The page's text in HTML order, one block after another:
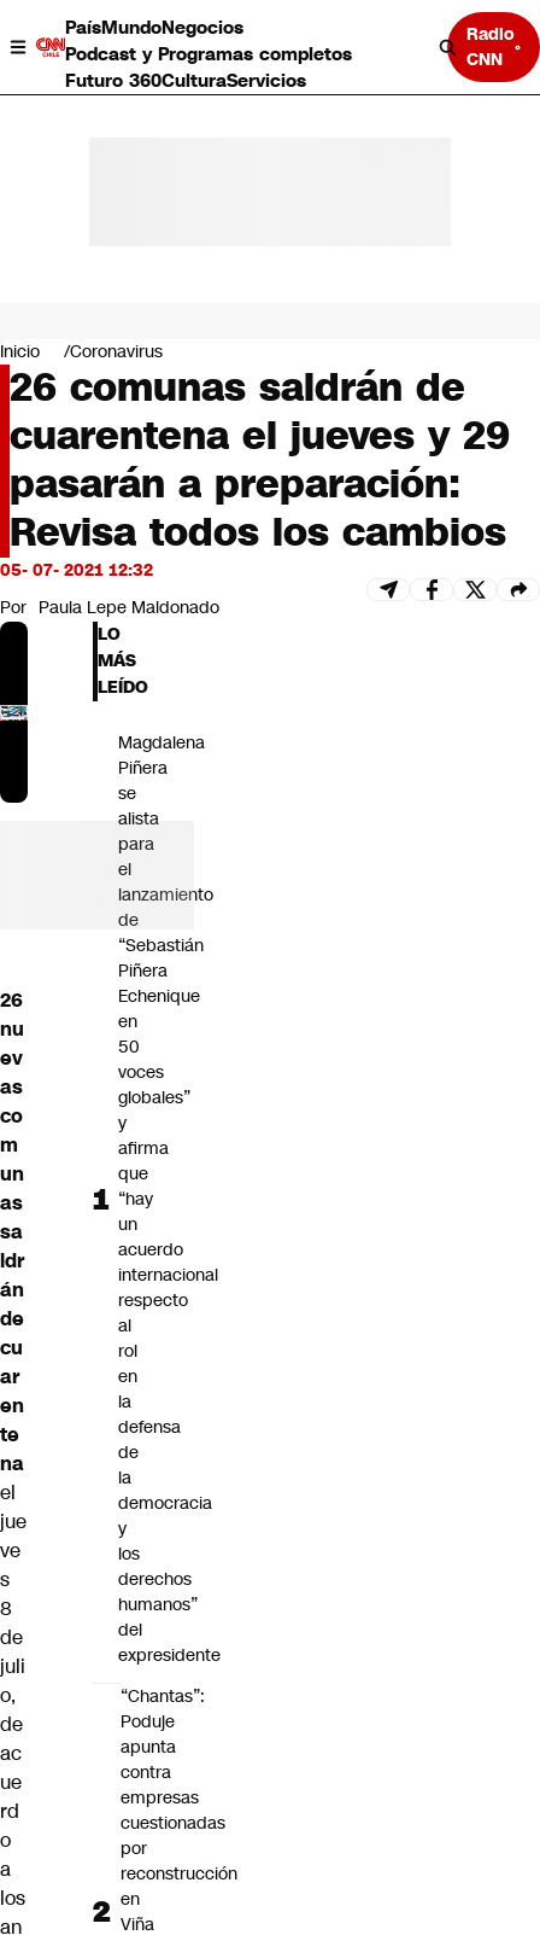
PaísMundoNegocios
Podcast y Programas completos
Futuro 360CulturaServicios
Radio
CNN
Negocios
Deportes
Programas completos
Cultura
Servicios
Bits
CNN tiempo
Futuro 360
Inicio Coronavirus
26 comunas saldrán de
cuarentena el jueves y 29
pasarán a preparación:
Revisa todos los cambios
05- 07- 2021 12:32
Por Paula Lepe Maldonado
26
nu
ev
as
co
m
un
as
sa
ldr
án
de
cu
ar
en
te
na
el
jue
ve
s
8
de
juli
o,
de
ac
ue
rd
o
a
los
an
LO
MÁS
LEÍDO
Magdalena
Piñera
se
alista
para
el
lanzamiento
de
“Sebastián
Piñera
Echenique
en
50
voces
globales”
y
afirma
que
“hay
un
acuerdo
internacional
respecto
al
rol
en
la
defensa
de
la
democracia
y
los
derechos
humanos”
del
expresidente
“Chantas”:
Poduje
apunta
contra
empresas
cuestionadas
por
reconstrucción
en
Viña